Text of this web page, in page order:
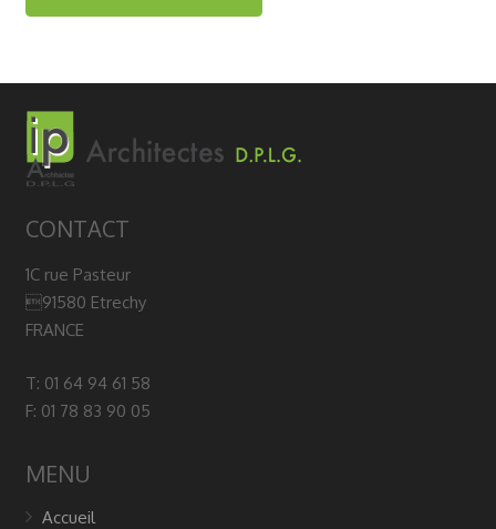
CONTACT
1C rue Pasteur
91580 Etrechy
FRANCE
T: 01 64 94 61 58
F: 01 78 83 90 05
MENU
Accueil